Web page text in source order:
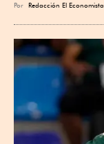
Por Redacción El Economista